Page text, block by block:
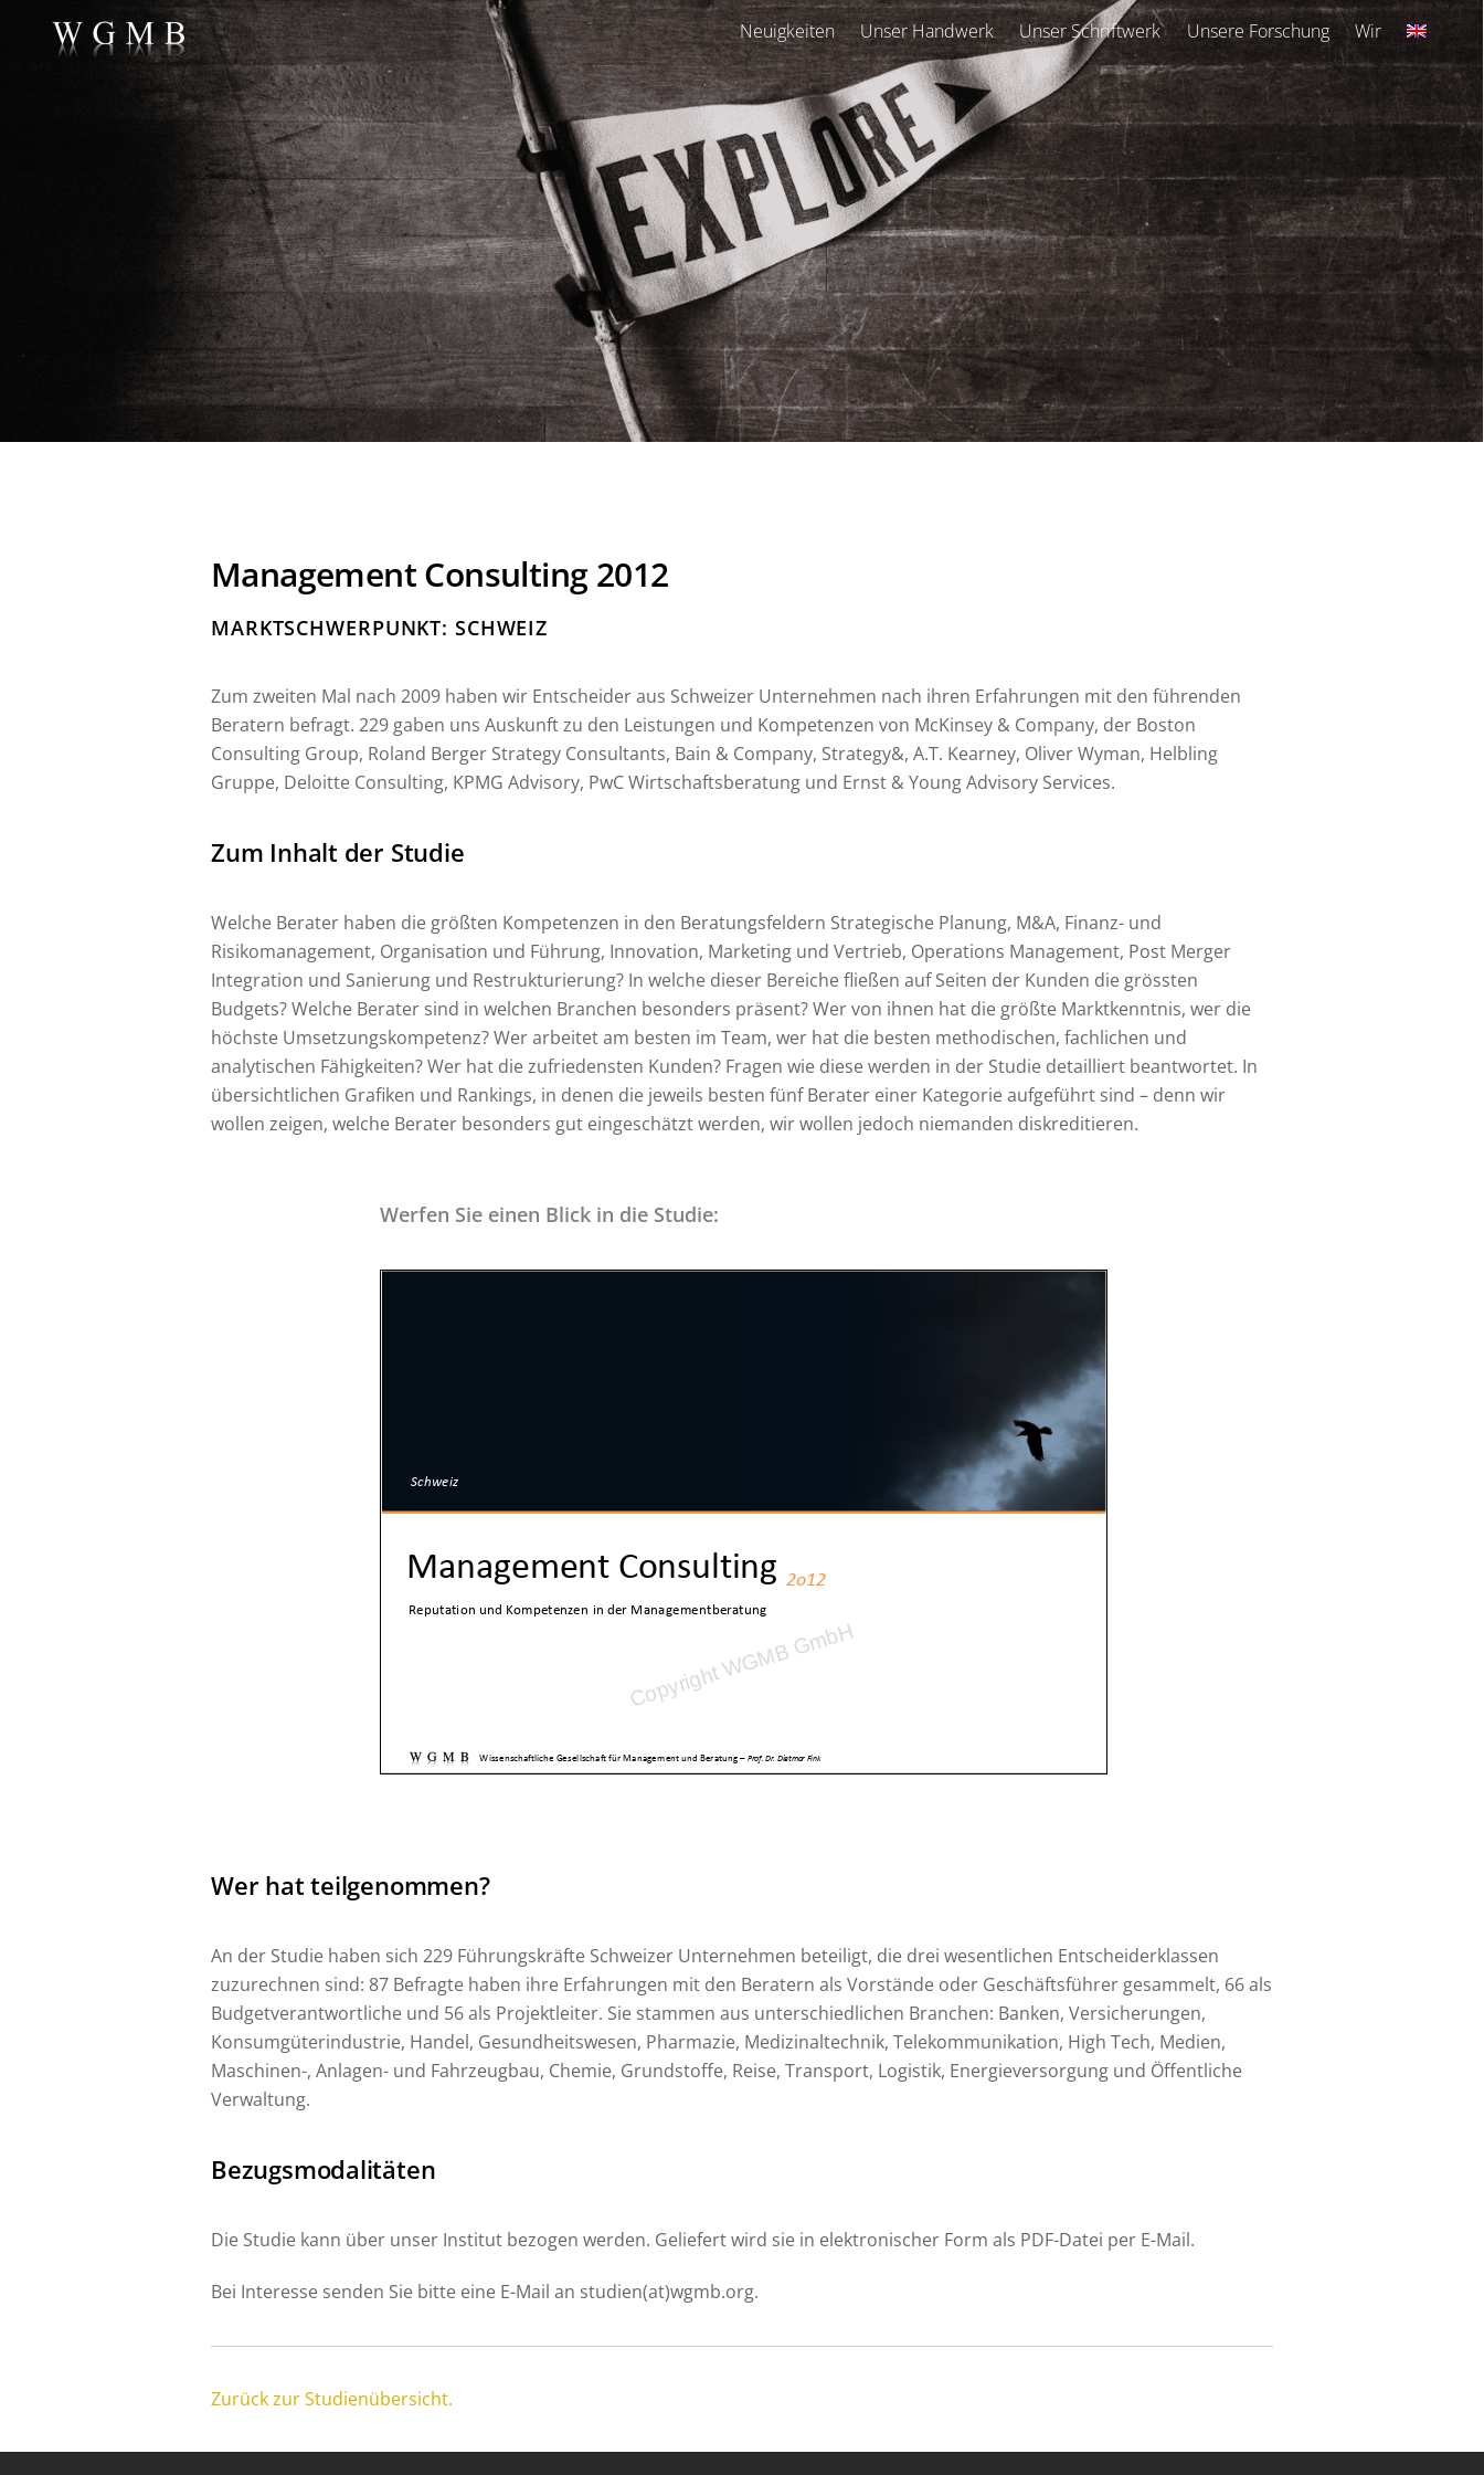
Neuigkeiten Unser Handwerk Unser Schriftwerk Unsere Forschung Wir
Management Consulting 2012
MARKTSCHWERPUNKT: SCHWEIZ
Zum zweiten Mal nach 2009 haben wir Entscheider aus Schweizer Unternehmen nach ihren Erfahrungen mit den führenden
Beratern befragt. 229 gaben uns Auskunft zu den Leistungen und Kompetenzen von McKinsey & Company, der Boston
Consulting Group, Roland Berger Strategy Consultants, Bain & Company, Strategy&, A.T. Kearney, Oliver Wyman, Helbling
Gruppe, Deloitte Consulting, KPMG Advisory, PwC Wirtschaftsberatung und Ernst & Young Advisory Services.
Zum Inhalt der Studie
Welche Berater haben die größten Kompetenzen in den Beratungsfeldern Strategische Planung, M&A, Finanz- und
Risikomanagement, Organisation und Führung, Innovation, Marketing und Vertrieb, Operations Management, Post Merger
Integration und Sanierung und Restrukturierung? In welche dieser Bereiche fließen auf Seiten der Kunden die grössten
Budgets? Welche Berater sind in welchen Branchen besonders präsent? Wer von ihnen hat die größte Marktkenntnis, wer die
höchste Umsetzungskompetenz? Wer arbeitet am besten im Team, wer hat die besten methodischen, fachlichen und
analytischen Fähigkeiten? Wer hat die zufriedensten Kunden? Fragen wie diese werden in der Studie detailliert beantwortet. In
übersichtlichen Grafiken und Rankings, in denen die jeweils besten fünf Berater einer Kategorie aufgeführt sind – denn wir
wollen zeigen, welche Berater besonders gut eingeschätzt werden, wir wollen jedoch niemanden diskreditieren.
Werfen Sie einen Blick in die Studie:
Wer hat teilgenommen?
An der Studie haben sich 229 Führungskräfte Schweizer Unternehmen beteiligt, die drei wesentlichen Entscheiderklassen
zuzurechnen sind: 87 Befragte haben ihre Erfahrungen mit den Beratern als Vorstände oder Geschäftsführer gesammelt, 66 als
Budgetverantwortliche und 56 als Projektleiter. Sie stammen aus unterschiedlichen Branchen: Banken, Versicherungen,
Konsumgüterindustrie, Handel, Gesundheitswesen, Pharmazie, Medizinaltechnik, Telekommunikation, High Tech, Medien,
Maschinen-, Anlagen- und Fahrzeugbau, Chemie, Grundstoffe, Reise, Transport, Logistik, Energieversorgung und Öffentliche
Verwaltung.
Bezugsmodalitäten
Die Studie kann über unser Institut bezogen werden. Geliefert wird sie in elektronischer Form als PDF-Datei per E-Mail.
Bei Interesse senden Sie bitte eine E-Mail an studien(at)wgmb.org.
Zurück zur Studienübersicht.